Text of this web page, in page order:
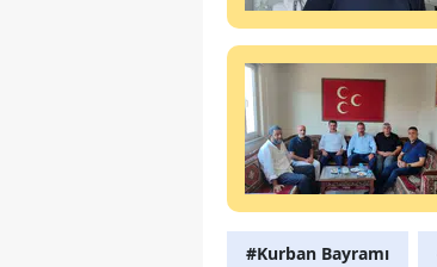
#Kurban Bayramı